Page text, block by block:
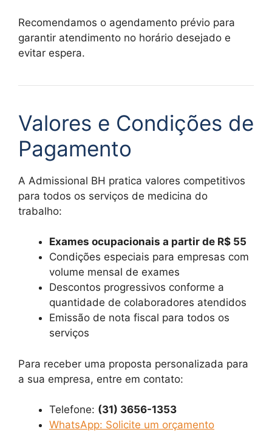
Recomendamos o agendamento prévio para
garantir atendimento no horário desejado e
evitar espera.
Valores e Condições de
Pagamento
A Admissional BH pratica valores competitivos
para todos os serviços de medicina do
trabalho:
Exames ocupacionais a partir de R$ 55
Condições especiais para empresas com
volume mensal de exames
Descontos progressivos conforme a
quantidade de colaboradores atendidos
Emissão de nota fiscal para todos os
serviços
Para receber uma proposta personalizada para
a sua empresa, entre em contato:
Telefone: (31) 3656-1353
WhatsApp: Solicite um orçamento